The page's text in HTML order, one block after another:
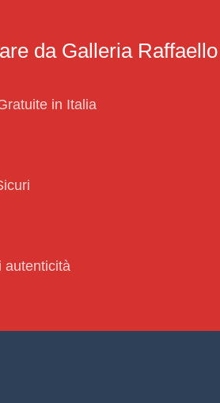
da Galleria Raffaello
in Italia
autenticità